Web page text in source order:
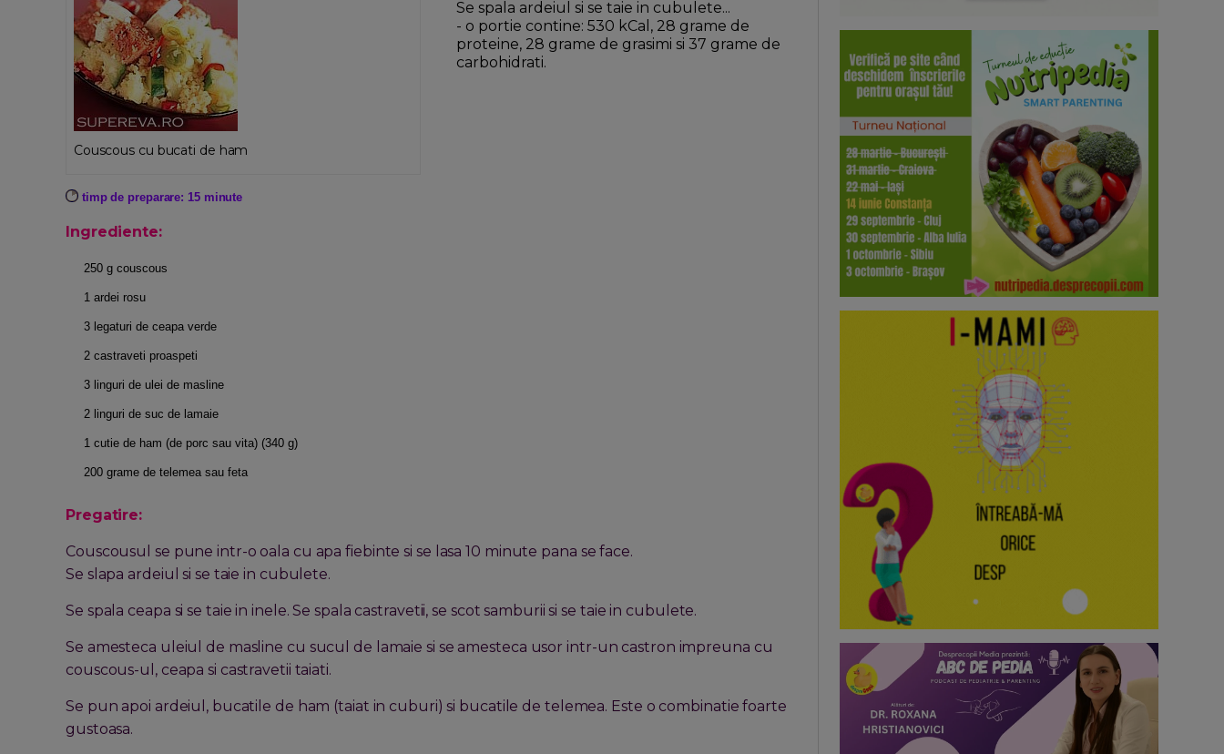
Couscous cu bucati de ham
Se spala ardeiul si se taie in cubulete...
- o portie contine: 530 kCal, 28 grame de
proteine, 28 grame de grasimi si 37 grame de
carbohidrati.
timp de preparare: 15 minute
Ingrediente:
250 g couscous
1 ardei rosu
3 legaturi de ceapa verde
2 castraveti proaspeti
3 linguri de ulei de masline
2 linguri de suc de lamaie
1 cutie de ham (de porc sau vita) (340 g)
200 grame de telemea sau feta
Pregatire:
Couscousul se pune intr-o oala cu apa fiebinte si se lasa 10 minute pana se face.
Se slapa ardeiul si se taie in cubulete.
Se spala ceapa si se taie in inele. Se spala castravetii, se scot samburii si se taie in cubulete.
Se amesteca uleiul de masline cu sucul de lamaie si se amesteca usor intr-un castron impreuna cu
couscous-ul, ceapa si castravetii taiati.
Se pun apoi ardeiul, bucatile de ham (taiat in cuburi) si bucatile de telemea. Este o combinatie foarte
gustoasa.